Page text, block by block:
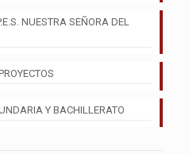
NUESTRA SEÑORA DEL
Y BACHILLERATO